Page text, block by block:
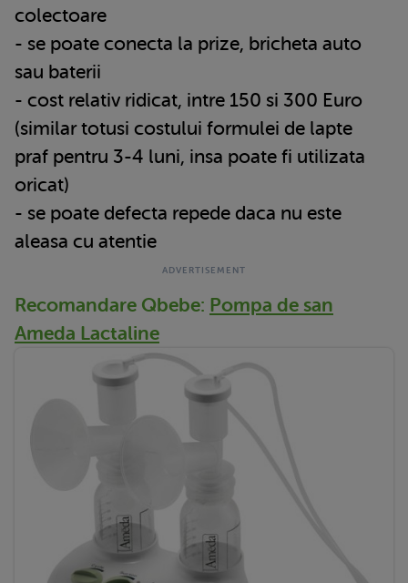
colectoare
- se poate conecta la prize, bricheta auto
sau baterii
- cost relativ ridicat, intre 150 si 300 Euro
(similar totusi costului formulei de lapte
praf pentru 3-4 luni, insa poate fi utilizata
oricat)
- se poate defecta repede daca nu este
aleasa cu atentie
Recomandare Qbebe: Pompa de san
Ameda Lactaline